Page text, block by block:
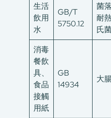
生活
飲用
水
GB/T
5750.12
菌
耐
氏
消毒
餐飲
具、
食品
接觸
用紙
GB
14934
大